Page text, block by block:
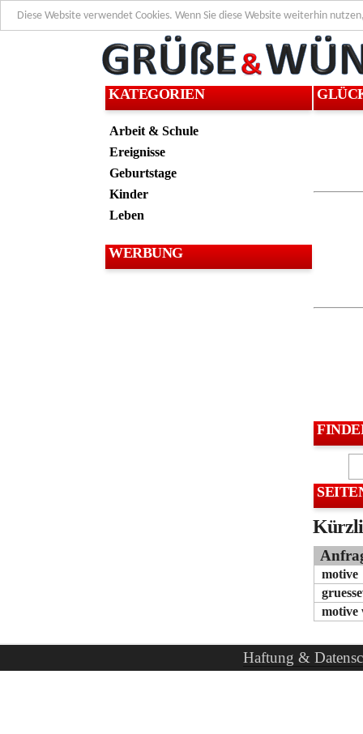
Diese Website verwendet Cookies. Wenn Sie diese Website weiterhin
KATEGORIEN
Arbeit & Schule
Ereignisse
Geburtstage
Kinder
Leben
WERBUNG
motive
motive
Haftung &